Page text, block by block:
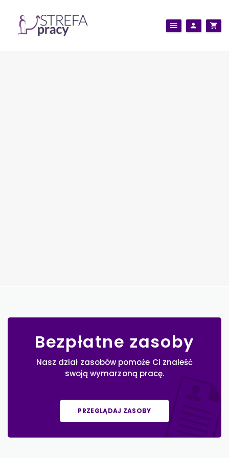
Bezpłatne zasoby
Nasz dział zasobów pomoże Ci znaleść
swoją wymarzoną pracę.
PRZEGLĄDAJ ZASOBY